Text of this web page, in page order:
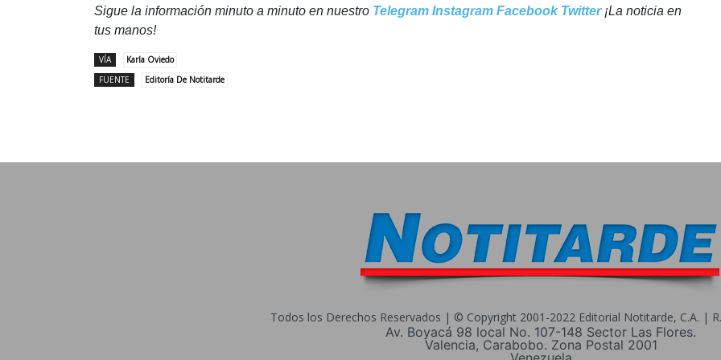
Sigue la información minuto a minuto en nuestro Telegram Instagram Facebook Twitter¡La noticia en
tus manos!
VÍA
Karla Oviedo
FUENTE
Editoría De Notitarde
Todos los Derechos Reservados | © Copyright 2001-2022 Editorial Notitarde, C.A. |
Av. Boyacá 98 local No. 107-148 Sector Las Flores.
Valencia, Carabobo. Zona Postal 2001